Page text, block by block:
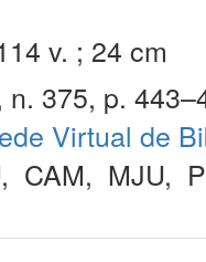
v. ; 24 cm
375, p.
Virtual de
, CAM, MJU,